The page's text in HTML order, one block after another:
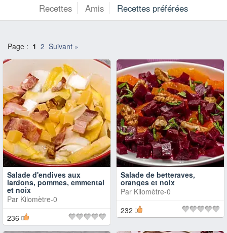
Recettes Amis Recettes préférées
Page : 1 2 Suivant »
Salade d'endives aux
lardons, pommes, emmental
et noix
Par Kilomètre-0
236
Salade de betteraves,
oranges et noix
Par Kilomètre-0
232